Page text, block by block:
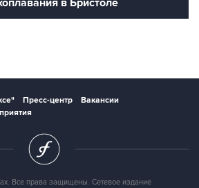
в Бристоле
Пресс-центр
Вакансии
Все права защищены. Сетевое издание